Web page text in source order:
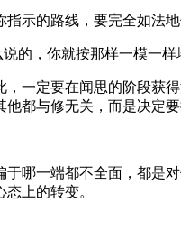
示的路线，要完全如法地
，你就按那样一模一样
定要在闻思的阶段获
都与修无关，而是决定
一端都不全面，都是
上的转变。